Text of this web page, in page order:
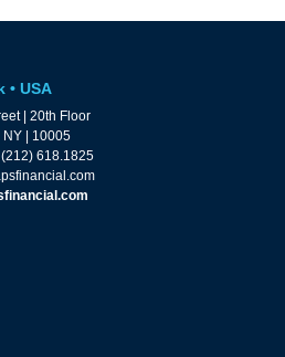
• USA
| 20th Floor
NY | 10005
618.1825